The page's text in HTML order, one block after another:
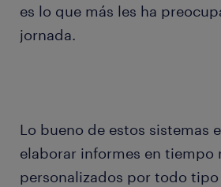
es lo que más les ha
jornada.
Lo bueno de estos sistemas
elaborar informes en tiempo
personalizados por todo